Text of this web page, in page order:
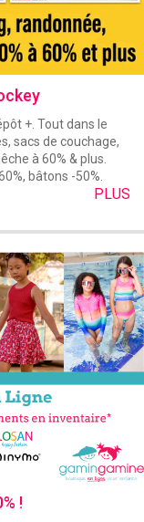
+. Tout dans le
sacs de couchage,
à 60% & plus.
bâtons -50%.
PLUS
!